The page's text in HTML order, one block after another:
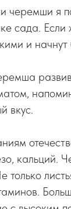
черемши я
сада.
и начнут
вкус.
кальций.
только